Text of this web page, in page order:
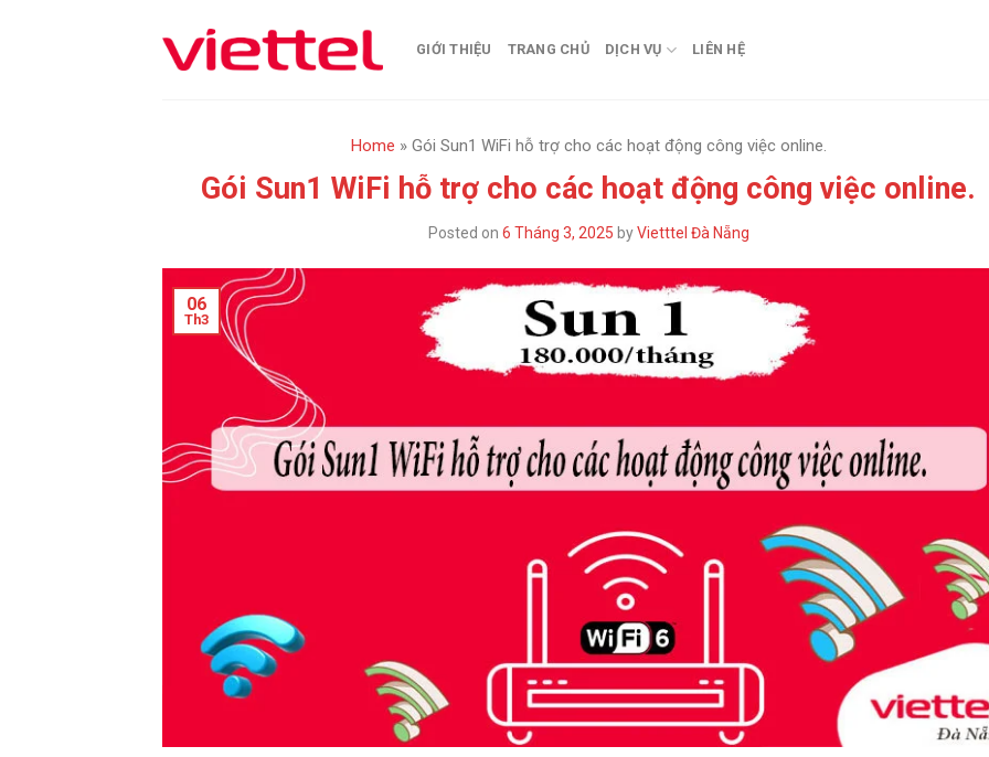
GIỚI THIỆU TRANG CHỦ DỊCH VỤ LIÊN HỆ
Home » Gói Sun1 WiFi hỗ trợ cho các hoạt động công việc online.
Gói Sun1 WiFi hỗ trợ cho các hoạt động công việc online.
Posted on 6 Tháng 3, 2025 byVietttel Đà Nẵng
06
Th3